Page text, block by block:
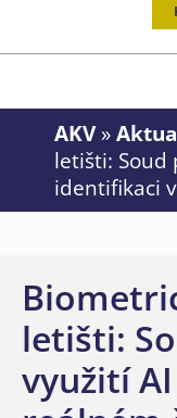
AKV»
letišti: Soud
identifikaci
letišti:
využití